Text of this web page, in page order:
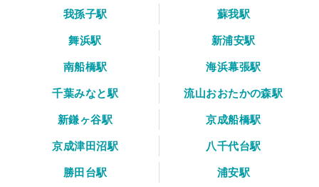
我孫子駅
蘇我駅
舞浜駅
新浦安駅
南船橋駅
海浜幕張駅
千葉みなと駅
流山おおたかの森駅
新鎌ヶ谷駅
京成船橋駅
京成津田沼駅
八千代台駅
勝田台駅
浦安駅